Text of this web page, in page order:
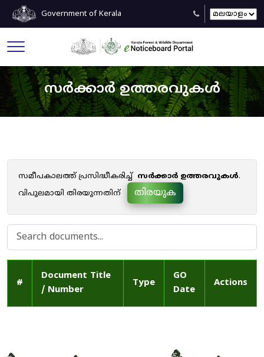
Government of Kerala
സർക്കാർ ഉത്തരവുകൾ
സമീപകാലത്ത് പ്രസിദ്ധീകരിച്ച് സർക്കാർ ഉത്തരവുകൾ.
വിപുലമായി തിരയുന്നതിന്
തിരയുക
#
Document Title
/ Number
Type
GO
Date
Actions